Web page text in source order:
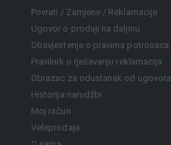
Povrati / Zamjene / Reklamacije
Ugovor o prodaji na daljinu
Obavjestenje o pravima potrosaca
Pravilnik o rješavanju reklamacija
Obrazac za odustanak od ugovora
Historija narudžbi
Moj račun
Veleprodaja